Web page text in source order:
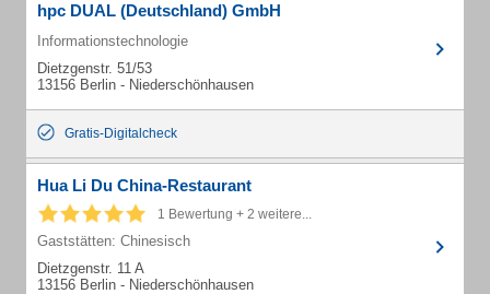
hpc DUAL (Deutschland) GmbH
Informationstechnologie
Dietzgenstr. 51/53
13156 Berlin - Niederschönhausen
Gratis-Digitalcheck
Hua Li Du China-Restaurant
1 Bewertung + 2 weitere...
Gaststätten: Chinesisch
Dietzgenstr. 11 A
13156 Berlin - Niederschönhausen